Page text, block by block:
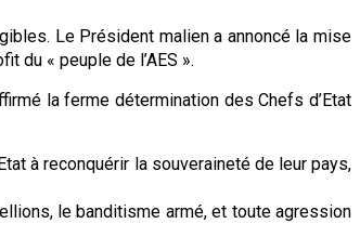
Le Président malien a annoncé la mise
du « peuple de l’AES ».
la ferme détermination des Chefs d’Etat
à reconquérir la souveraineté de leur pays,
le banditisme armé, et toute agression